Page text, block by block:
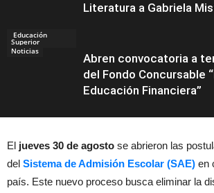
Educación
Superior
Noticias
Literatura a Gabriela
Educación
Abren convocatoria a
del Fondo Concursable
Educación Financiera”
El jueves 30 de agosto se abrieron las
del Sistema de Admisión Escolar (SAE) en
país. Este nuevo proceso busca eliminar la